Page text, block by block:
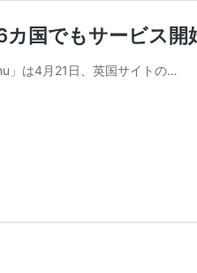
国でもサービス開
」は4月21日、英国サイトの…